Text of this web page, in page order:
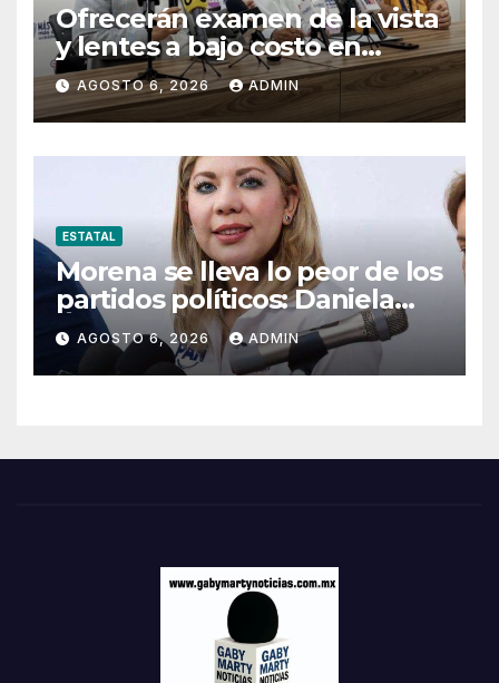
Ofrecerán examen de la vista
y lentes a bajo costo en
Pueblito Mexicano
AGOSTO 6, 2026 ADMIN
ESTATAL
Morena se lleva lo peor de los
partidos políticos: Daniela
Álvarez
AGOSTO 6, 2026 ADMIN